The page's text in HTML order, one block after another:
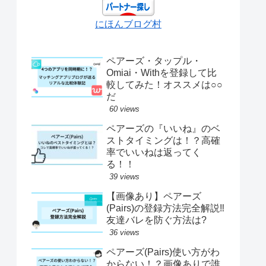
にほんブログ村
ペアーズ・タップル・
Omiai・Withを登録して比
較してみた！オススメは○○
だ
60 views
ペアーズの『いいね』のベ
ストタイミングは！？高確
率でいいねは返ってく
る！！
39 views
【画像あり】ペアーズ
(Pairs)の登録方法完全解説‼
友達バレを防ぐ方法は?
36 views
ペアーズ(Pairs)使い方がわ